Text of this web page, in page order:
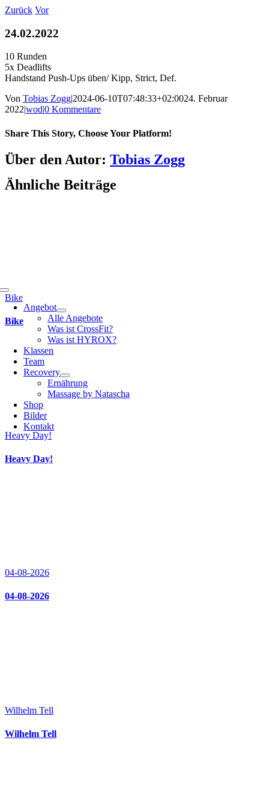
Zum
springen
Toggle
NavigationAngebot
Alle Angebote
Was ist CrossFit?
Was ist HYROX?
Klassen
Team
Recovery
Ernährung
Massage by Natascha
Shop
Bilder
Kontakt
Zurück Vor
24.02.2022
10 Runden
5x Deadlifts
Handstand Push-Ups üben/ Kipp, Strict, Def.
Von Tobias Zogg|2024-06-10T07:48:33+02:0024. Februar
2022|wod|0 Kommentare
Share This Story, Choose Your Platform!
Facebook
LinkedIn
WhatsApp
Telegram
Tumblr
Pinterest
Vk
Xing
E-
Mail
Über den Autor: Tobias Zogg
Ähnliche Beiträge
Bike
Bike
Heavy Day!
Heavy Day!
04-08-2026
04-08-2026
Wilhelm Tell
Wilhelm Tell